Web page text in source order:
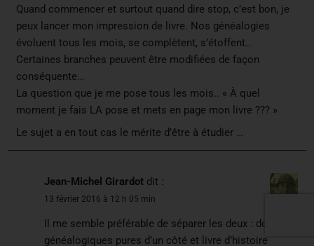
Quand commencer et surtout quand dire stop, c’est bon, je
peux lancer mon impression de livre. Nos généalogies
évoluent tous les mois, se complètent, s’étoffent..
Certaines branches peuvent être modifiées de façon
conséquente…
La question que je me pose tous les mois.. « À quel
moment je fais LA pose et mets en page mon livre ??? »
Le sujet a en tout cas le mérite d’être à étudier …
Jean-Michel Girardot dit :
13 février 2016 à 12 h 05 min
Il me semble préférable de séparer les deux : données
généalogiques pures d’un côté et livre d’histoire